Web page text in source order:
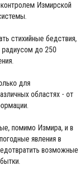
Измирской
стихийные бедствия,
радиусом до 250
для
областях - от
помимо Измира, и в
явления в
возможные